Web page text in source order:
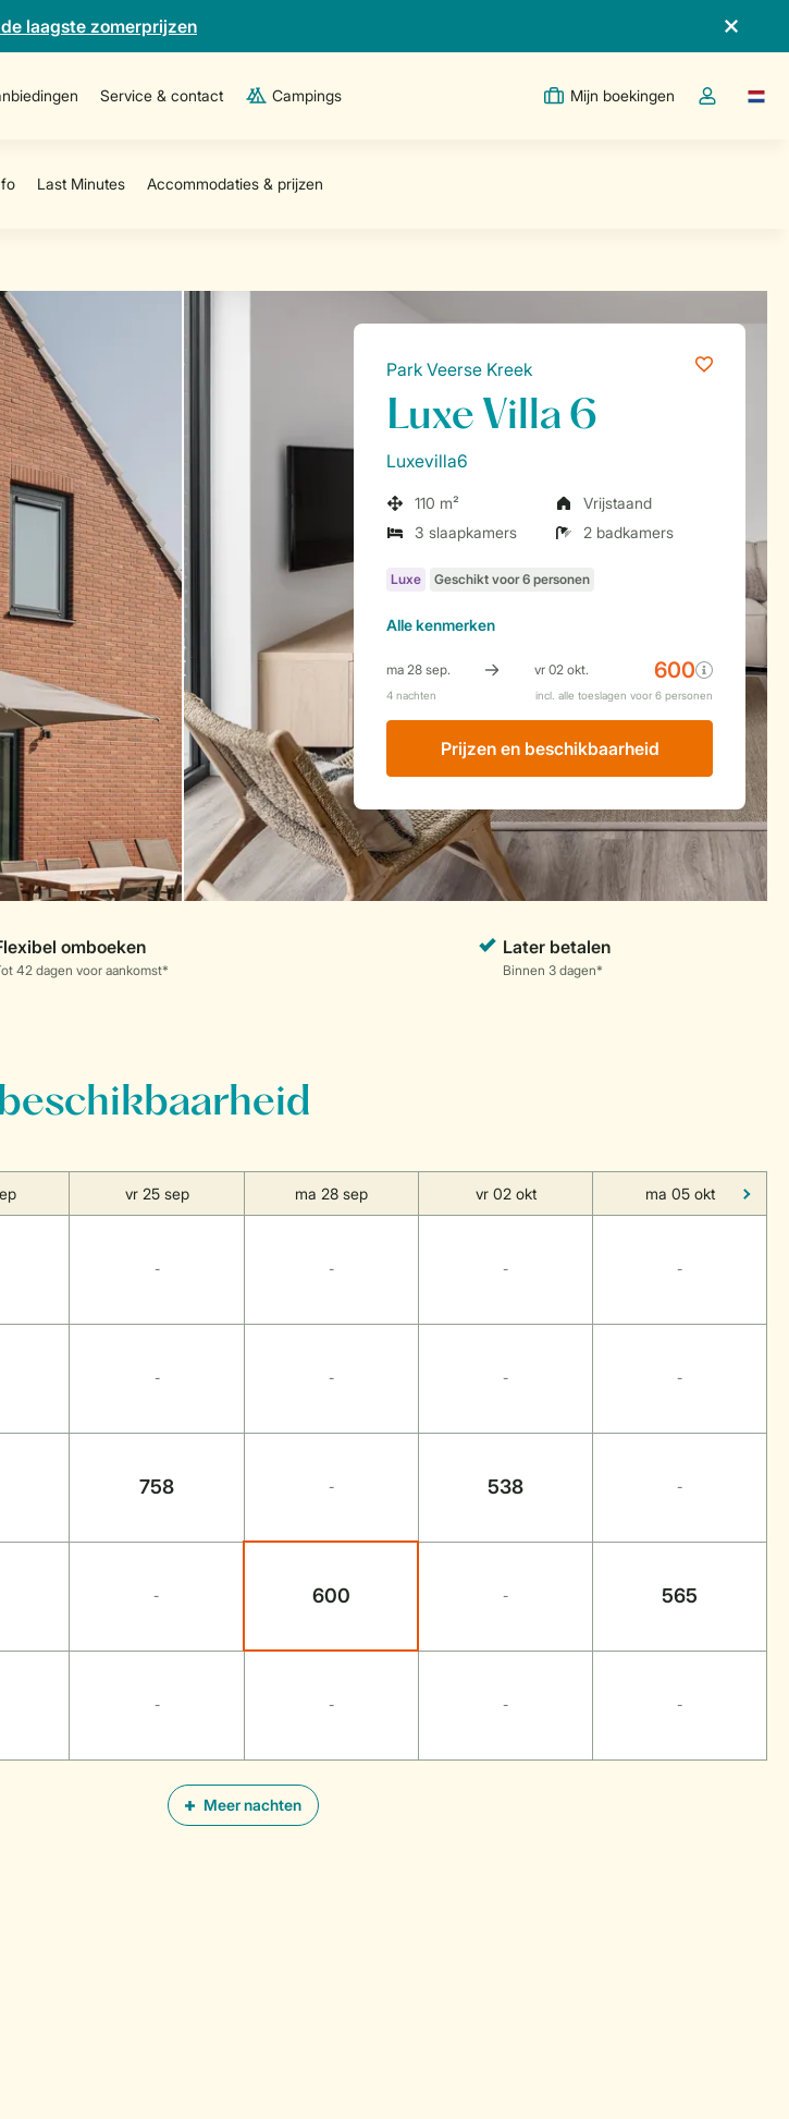
laagste zomerprijzen
Service & contact Campings Mijn boekingen
Open deTaal
Park Veerse Kreek
Luxe Villa 6
Luxevilla6
110 m²
Vrijstaand
3 slaapkamers
2 badkamers
Allekenmerken
Prijzen en beschikbaarheid
Meer nachten
vr 25 sep ma 28 sep vr 02 okt ma 05 okt
- - - -
- - - -
758 - 538 -
- 600 - 565
- - - -